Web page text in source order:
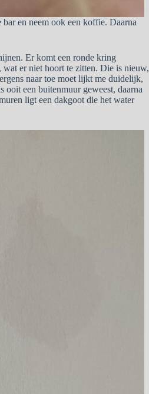
en neem ook een koffie. Daarna
Er komt een ronde kring
er niet hoort te zitten. Die is nieuw,
naar toe moet lijkt me duidelijk,
een buitenmuur geweest, daarna
ligt een dakgoot die het water